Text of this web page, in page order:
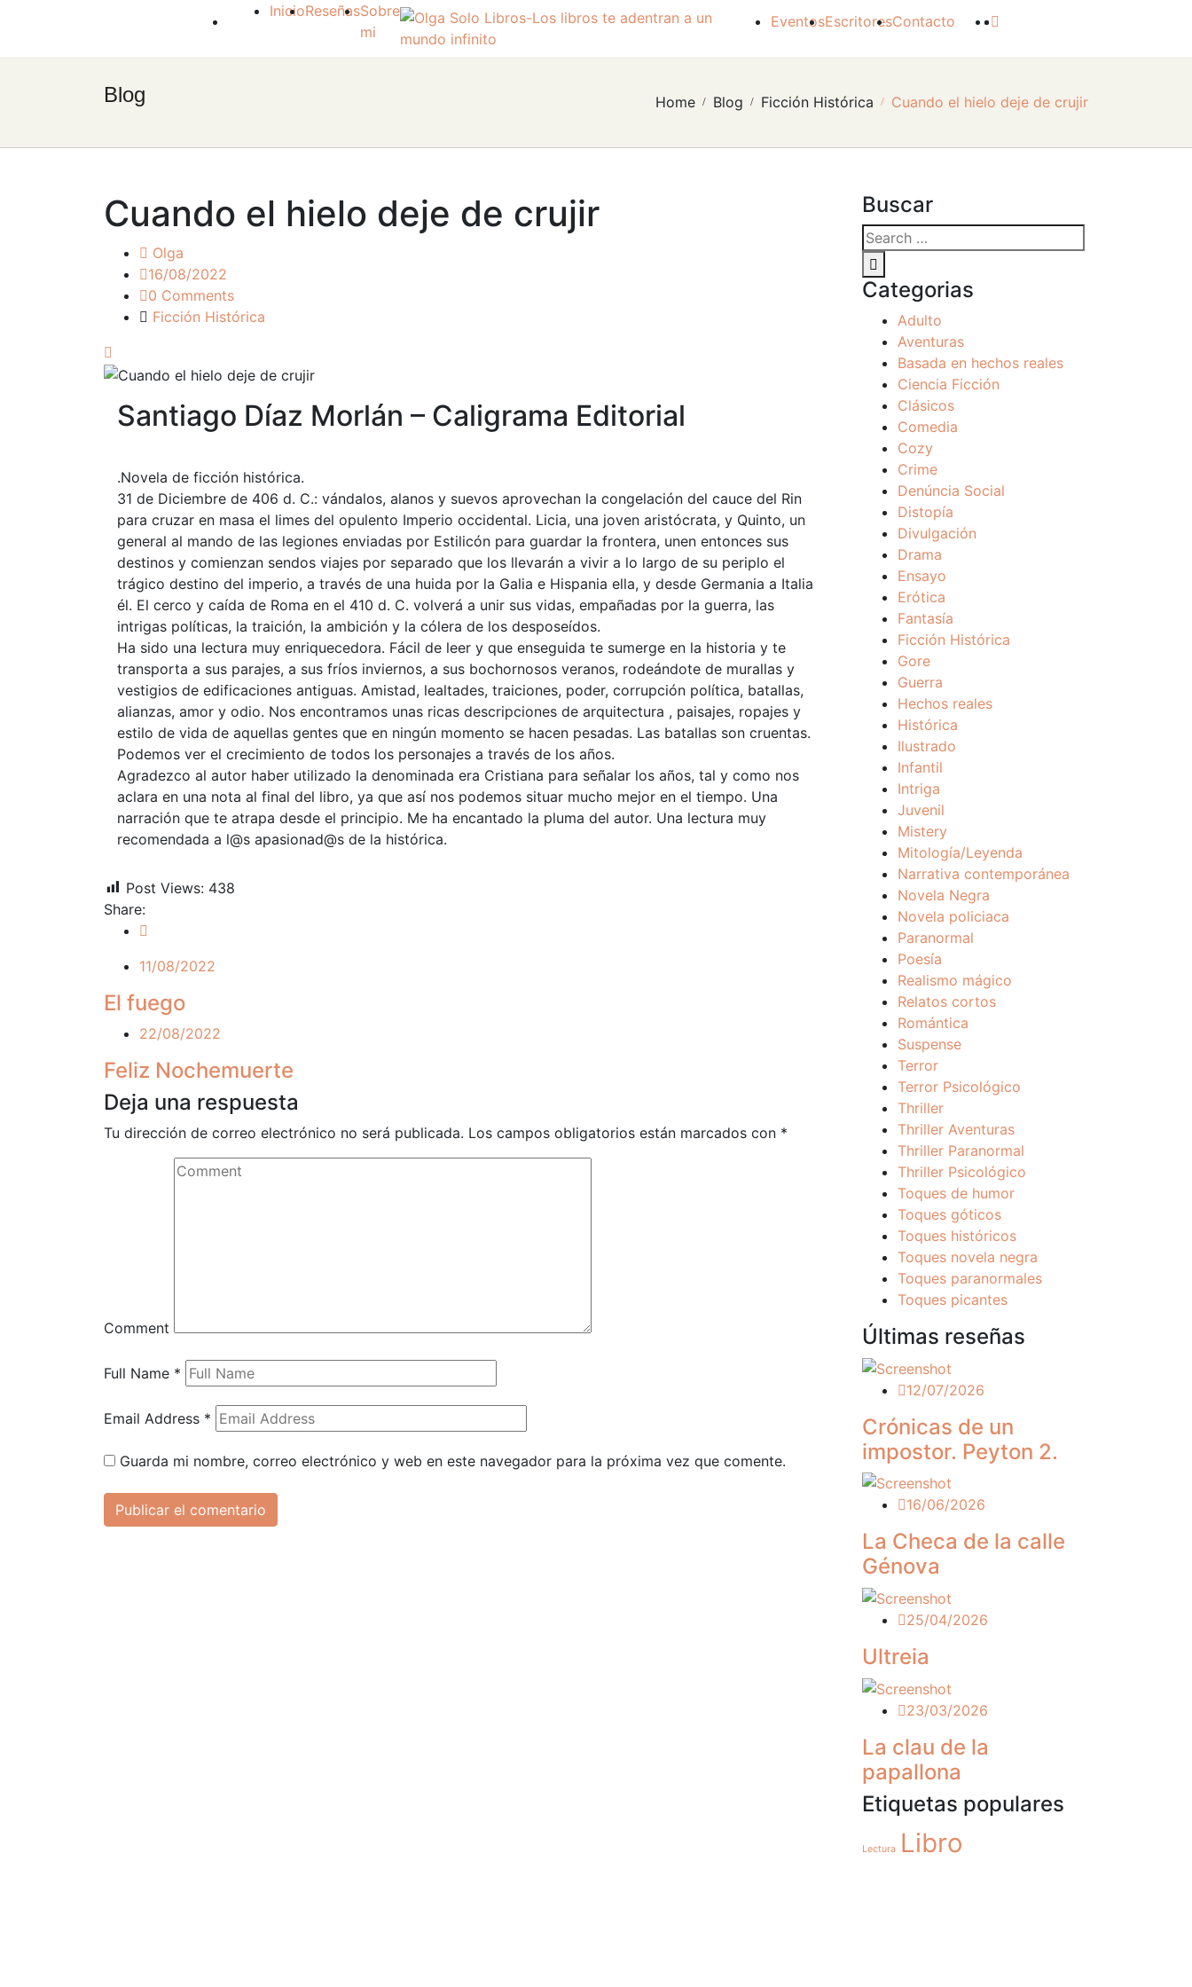
InicioReseñasSobre
mi
EventosEscritoresContacto
Blog Home Blog Ficción Histórica Cuando el hielo deje de crujir
Cuando el hielo deje de crujir
Olga
16/08/2022
0 Comments
Ficción Histórica
Santiago Díaz Morlán – Caligrama Editorial
.Novela de ficción histórica.
31 de Diciembre de 406 d. C.: vándalos, alanos y suevos aprovechan la congelación del cauce del Rin
para cruzar en masa el limes del opulento Imperio occidental. Licia, una joven aristócrata, y Quinto, un
general al mando de las legiones enviadas por Estilicón para guardar la frontera, unen entonces sus
destinos y comienzan sendos viajes por separado que los llevarán a vivir a lo largo de su periplo el
trágico destino del imperio, a través de una huida por la Galia e Hispania ella, y desde Germania a Italia
él. El cerco y caída de Roma en el 410 d. C. volverá a unir sus vidas, empañadas por la guerra, las
intrigas políticas, la traición, la ambición y la cólera de los desposeídos.
Ha sido una lectura muy enriquecedora. Fácil de leer y que enseguida te sumerge en la historia y te
transporta a sus parajes, a sus fríos inviernos, a sus bochornosos veranos, rodeándote de murallas y
vestigios de edificaciones antiguas. Amistad, lealtades, traiciones, poder, corrupción política, batallas,
alianzas, amor y odio. Nos encontramos unas ricas descripciones de arquitectura , paisajes, ropajes y
estilo de vida de aquellas gentes que en ningún momento se hacen pesadas. Las batallas son cruentas.
Podemos ver el crecimiento de todos los personajes a través de los años.
Agradezco al autor haber utilizado la denominada era Cristiana para señalar los años, tal y como nos
aclara en una nota al final del libro, ya que así nos podemos situar mucho mejor en el tiempo. Una
narración que te atrapa desde el principio. Me ha encantado la pluma del autor. Una lectura muy
recomendada a l@s apasionad@s de la histórica.
Post Views: 438
Share:
11/08/2022
El fuego
22/08/2022
Feliz Nochemuerte
Deja una respuesta
Tu dirección de correo electrónico no será publicada. Los campos obligatorios están marcados con *
Comment
Full Name *
Email Address *
Guarda mi nombre, correo electrónico y web en este navegador para la próxima vez que comente.
Buscar
Categorias
Adulto
Aventuras
Basada en hechos reales
Ciencia Ficción
Clásicos
Comedia
Cozy
Crime
Denúncia Social
Distopía
Divulgación
Drama
Ensayo
Erótica
Fantasía
Ficción Histórica
Gore
Guerra
Hechos reales
Histórica
Ilustrado
Infantil
Intriga
Juvenil
Mistery
Mitología/Leyenda
Narrativa contemporánea
Novela Negra
Novela policiaca
Paranormal
Poesía
Realismo mágico
Relatos cortos
Romántica
Suspense
Terror
Terror Psicológico
Thriller
Thriller Aventuras
Thriller Paranormal
Thriller Psicológico
Toques de humor
Toques góticos
Toques históricos
Toques novela negra
Toques paranormales
Toques picantes
Últimas reseñas
12/07/2026
Crónicas de un
impostor. Peyton 2.
16/06/2026
La Checa de la calle
Génova
25/04/2026
Ultreia
23/03/2026
La clau de la
papallona
Etiquetas populares
Lectura Libro